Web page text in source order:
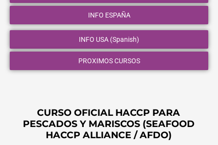
INFO ESPAÑA
INFO USA (Spanish)
PROXIMOS CURSOS
CURSO OFICIAL HACCP PARA
PESCADOS Y MARISCOS (SEAFOOD
HACCP ALLIANCE / AFDO)